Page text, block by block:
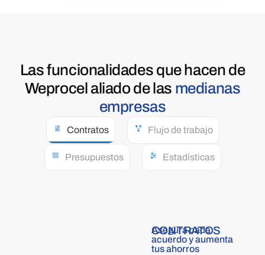
Las funcionalidades que hacen de
Weprocel aliado de las medianas
empresas
Contratos Flujo de trabajo
Presupuestos Estadísticas
CONTRATOS
Asegura cada
acuerdo y aumenta
tus ahorros